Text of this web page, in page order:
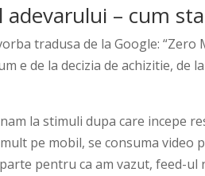
– cum
tradusa de la Google: “Zero
e de la decizia de achizitie, de
la stimuli dupa care incepe
pe mobil, se consuma video
pentru ca am vazut, feed-